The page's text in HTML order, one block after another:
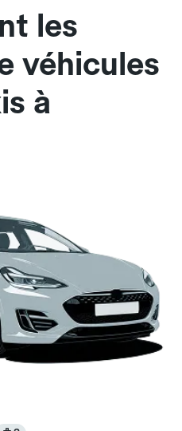
les
véhicules
à